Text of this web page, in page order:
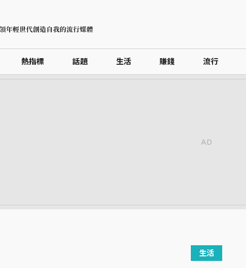
熱指標 話題 生活 賺錢 流行
生活